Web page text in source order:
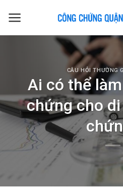
CÂU HỎI THƯỜNG
Ai có thể
chứng cho